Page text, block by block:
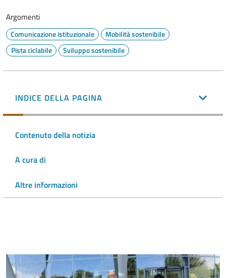
Argomenti
Comunicazione istituzionale
Mobilità sostenibile
Pista ciclabile
Sviluppo sostenibile
INDICE DELLA PAGINA
Contenuto della notizia
A cura di
Altre informazioni